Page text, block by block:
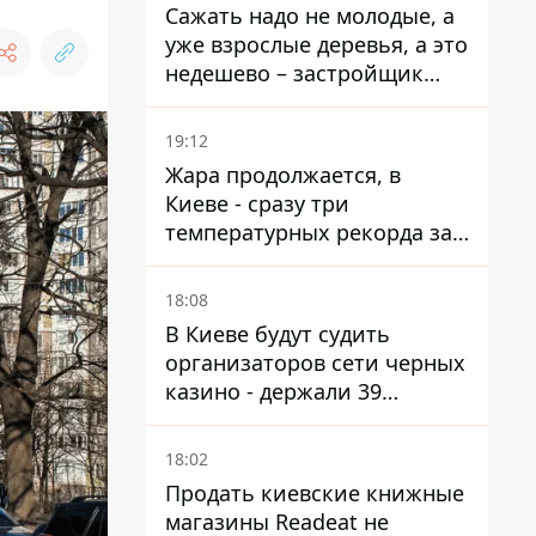
Сажать надо не молодые, а
уже взрослые деревья, а это
недешево – застройщик
Никонов
19:12
Жара продолжается, в
Киеве - сразу три
температурных рекорда за
день
18:08
В Киеве будут судить
организаторов сети черных
казино - держали 39
заведений
18:02
Продать киевские книжные
магазины Readeat не